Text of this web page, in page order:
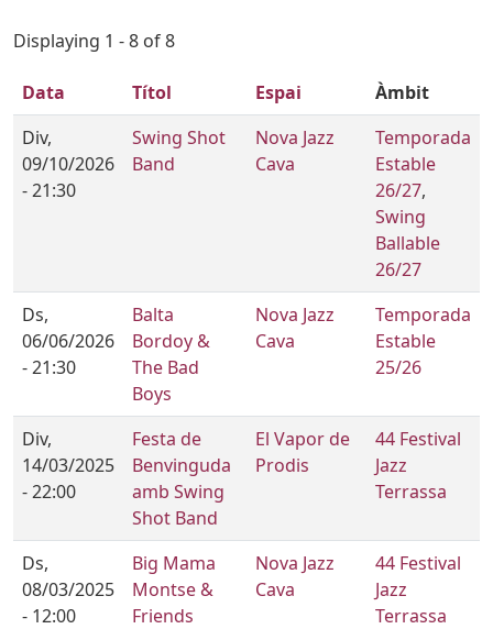
Displaying 1 - 8 of 8
Data Títol Espai
Àmbit
Div,
09/10/2026
- 21:30
Swing Shot
Band
Nova Jazz
Cava
Temporada
Estable
26/27,
Swing
Ballable
26/27
Ds,
06/06/2026
- 21:30
Balta
Bordoy &
The Bad
Boys
Nova Jazz
Cava
Temporada
Estable
25/26
Div,
14/03/2025
- 22:00
Festa de
Benvinguda
amb Swing
Shot Band
El Vapor de
Prodis
44 Festival
Jazz
Terrassa
Ds,
08/03/2025
- 12:00
Big Mama
Montse &
Friends
Nova Jazz
Cava
44 Festival
Jazz
Terrassa